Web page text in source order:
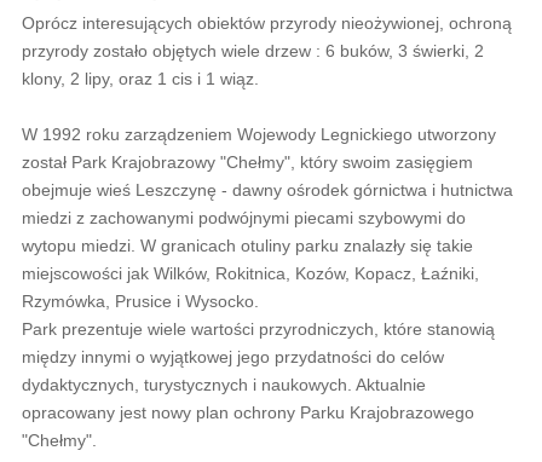
Oprócz interesujących obiektów przyrody nieożywionej, ochroną
przyrody zostało objętych wiele drzew : 6 buków, 3 świerki, 2
klony, 2 lipy, oraz 1 cis i 1 wiąz.
W 1992 roku zarządzeniem Wojewody Legnickiego utworzony
został Park Krajobrazowy "Chełmy", który swoim zasięgiem
obejmuje wieś Leszczynę - dawny ośrodek górnictwa i hutnictwa
miedzi z zachowanymi podwójnymi piecami szybowymi do
wytopu miedzi. W granicach otuliny parku znalazły się takie
miejscowości jak Wilków, Rokitnica, Kozów, Kopacz, Łaźniki,
Rzymówka, Prusice i Wysocko.
Park prezentuje wiele wartości przyrodniczych, które stanowią
między innymi o wyjątkowej jego przydatności do celów
dydaktycznych, turystycznych i naukowych. Aktualnie
opracowany jest nowy plan ochrony Parku Krajobrazowego
"Chełmy".